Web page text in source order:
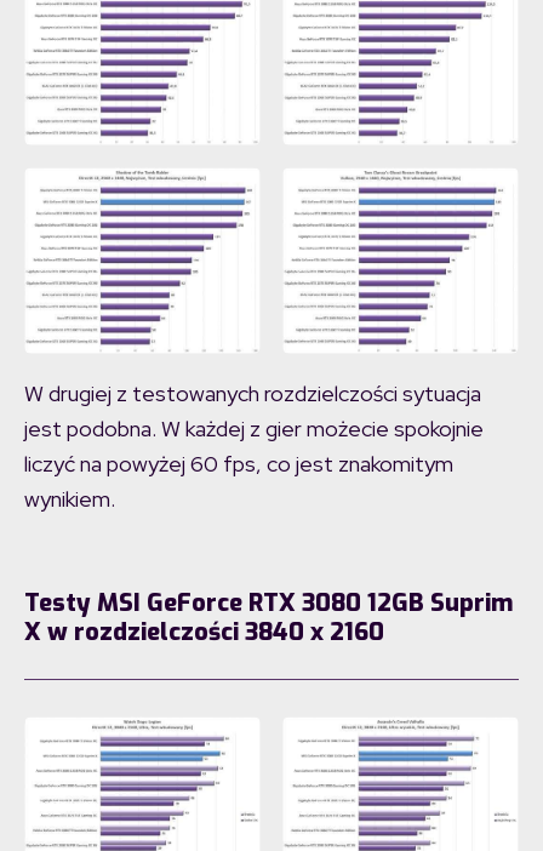
W drugiej z testowanych rozdzielczości sytuacja
jest podobna. W każdej z gier możecie spokojnie
liczyć na powyżej 60 fps, co jest znakomitym
wynikiem.
Testy MSI GeForce RTX 3080 12GB Suprim
X w rozdzielczości 3840 x 2160